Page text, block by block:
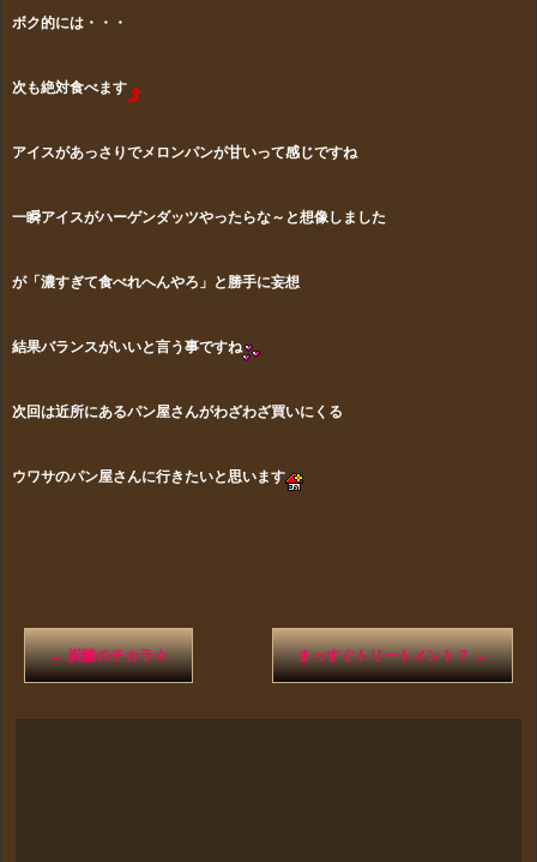
ボク的には・・・
次も絶対食べます
アイスがあっさりでメロンパンが甘いって感じですね
一瞬アイスがハーゲンダッツやったらな～と想像しました
が「濃すぎて食べれへんやろ」と勝手に妄想
結果バランスがいいと言う事ですね
次回は近所にあるパン屋さんがわざわざ買いにくる
ウワサのパン屋さんに行きたいと思います
←炭酸のチカラ☆ まっすぐトリートメント？→